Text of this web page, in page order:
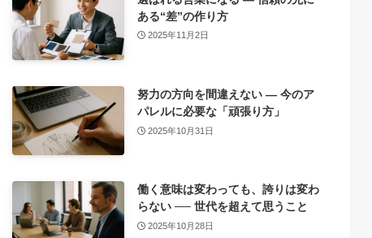
ある“差”の作り方
2025年11月2日
努力の方向を間違えない ― 今のア
パレルに必要な「頑張り方」
2025年10月31日
働く意味は変わっても、誇りは変わ
らない ── 世代を超えて思うこと
2025年10月28日